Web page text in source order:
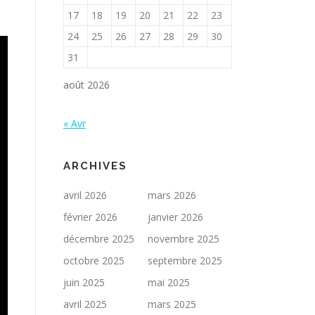
août 2026
17
18 19 20 21 22
23
24
25 26 27 28 29
30
31
« Avr
ARCHIVES
avril 2026
mars 2026
février 2026
janvier 2026
décembre 2025
novembre 2025
octobre 2025
septembre 2025
juin 2025
mai 2025
avril 2025
mars 2025